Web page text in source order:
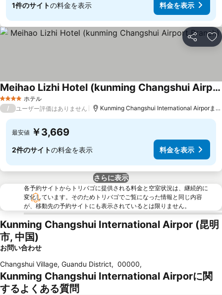
1件のサイトの料金を表示 料金を表示
シェア お
4 ホテルのランク
ホテル
Meihao Lizhi Hotel (kunming Changshui Airport Branch)
料金を表示
/ ユーザー評価はありません Kunming Changshui International Airporま
最安値 ￥3,669
2件のサイトの料金を表示 料金を表示
さらに表示
各予約サイトからトリバゴに提供される料金と空室状況は、継続的に
変化しています。そのためトリバゴでご覧になった情報と同じ内容
が、移動先の予約サイトにも表示されているとは限りません。
Kunming Changshui International Airpor (昆明
市, 中国)
お問い合わせ
Changshui Village, Guandu District, 00000,
Kunming Changshui International Airporに関
するよくある質問